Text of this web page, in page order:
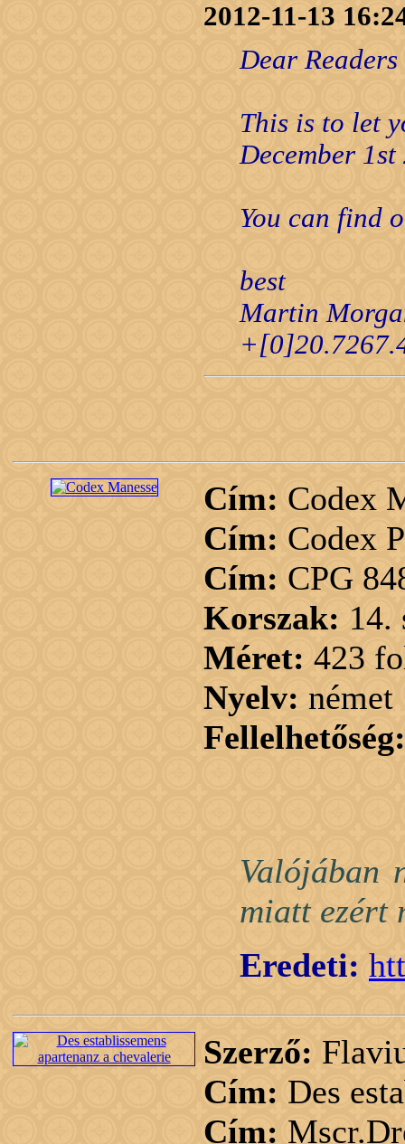
2012-11-13
Dear Readers
This is to let
December
You can find
best
Martin
Cím: Codex
Cím: Codex
Cím: CPG
Korszak: 14.
Méret: 423
Nyelv: német
Fellelhetőség:
Valójában
miatt ezért
Eredeti:
Szerző:
Cím: Des
Cím: